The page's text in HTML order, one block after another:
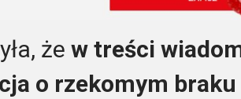
że w treści
o rzekomym